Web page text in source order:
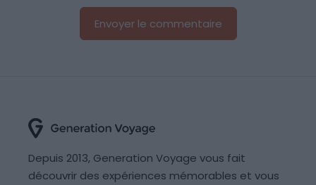
Depuis 2013, Generation Voyage vous fait
découvrir des expériences mémorables et vous